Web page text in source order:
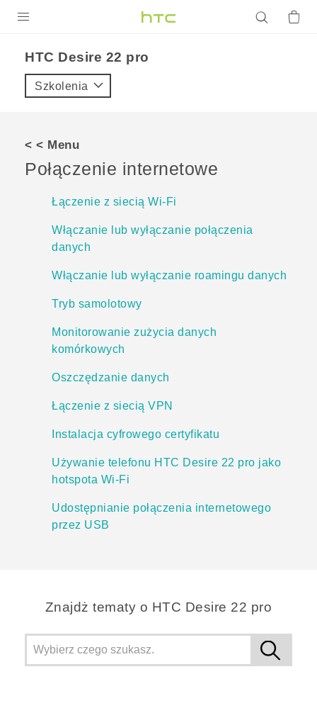
VIVE
Urządzenia i akcesoria HTC
Zaloguj się
HTC Desire 22 pro‎
Szkolenia
< < Menu
Połączenie internetowe
Łączenie z siecią Wi‍-Fi
Włączanie lub wyłączanie połączenia
danych
Włączanie lub wyłączanie roamingu danych
Tryb samolotowy
Monitorowanie zużycia danych
komórkowych
Oszczędzanie danych
Łączenie z siecią VPN
Instalacja cyfrowego certyfikatu
Używanie telefonu HTC Desire 22 pro jako
hotspota Wi‍-Fi
Udostępnianie połączenia internetowego
przez USB
Znajdż tematy o HTC Desire 22 pro